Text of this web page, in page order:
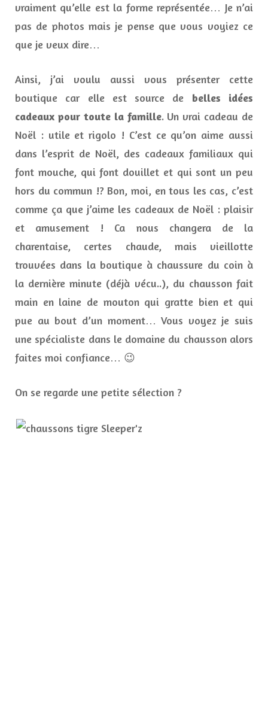
vraiment qu’elle est la forme représentée… Je n’ai
pas de photos mais je pense que vous voyiez ce
que je veux dire…
Ainsi, j’ai voulu aussi vous présenter cette
boutique car elle est source de belles idées
cadeaux pour toute la famille. Un vrai cadeau de
Noël : utile et rigolo ! C’est ce qu’on aime aussi
dans l’esprit de Noël, des cadeaux familiaux qui
font mouche, qui font douillet et qui sont un peu
hors du commun !? Bon, moi, en tous les cas, c’est
comme ça que j’aime les cadeaux de Noël : plaisir
et amusement ! Ca nous changera de la
charentaise, certes chaude, mais vieillotte
trouvées dans la boutique à chaussure du coin à
la dernière minute (déjà vécu..), du chausson fait
main en laine de mouton qui gratte bien et qui
pue au bout d’un moment… Vous voyez je suis
une spécialiste dans le domaine du chausson alors
faites moi confiance… 😉
On se regarde une petite sélection ?